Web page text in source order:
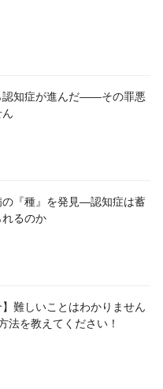
認知症が進んだ――その罪悪
の『種』を発見―認知症は蓄
るのか
】難しいことはわかりません
法を教えてください！